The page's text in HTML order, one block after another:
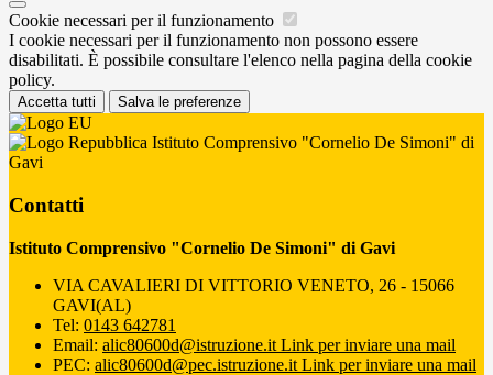
Cookie necessari per il funzionamento
I cookie necessari per il funzionamento non possono essere
disabilitati. È possibile consultare l'elenco nella pagina della cookie
policy.
Accetta tutti Salva le preferenze
Istituto Comprensivo "Cornelio De Simoni" di
Gavi
Contatti
Istituto Comprensivo "Cornelio De Simoni" di Gavi
VIA CAVALIERI DI VITTORIO VENETO, 26 - 15066
GAVI(AL)
Tel: 0143 642781
Email: alic80600d@istruzione.it Link per inviare una mail
PEC: alic80600d@pec.istruzione.it Link per inviare una mail